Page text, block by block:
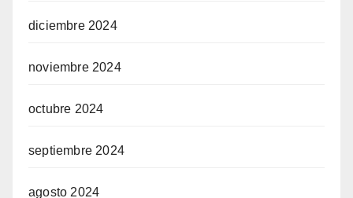
diciembre 2024
noviembre 2024
octubre 2024
septiembre 2024
agosto 2024